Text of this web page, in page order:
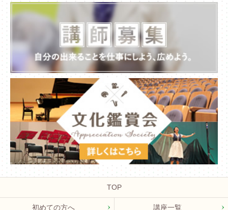
TOP
初めての方へ 講座一覧